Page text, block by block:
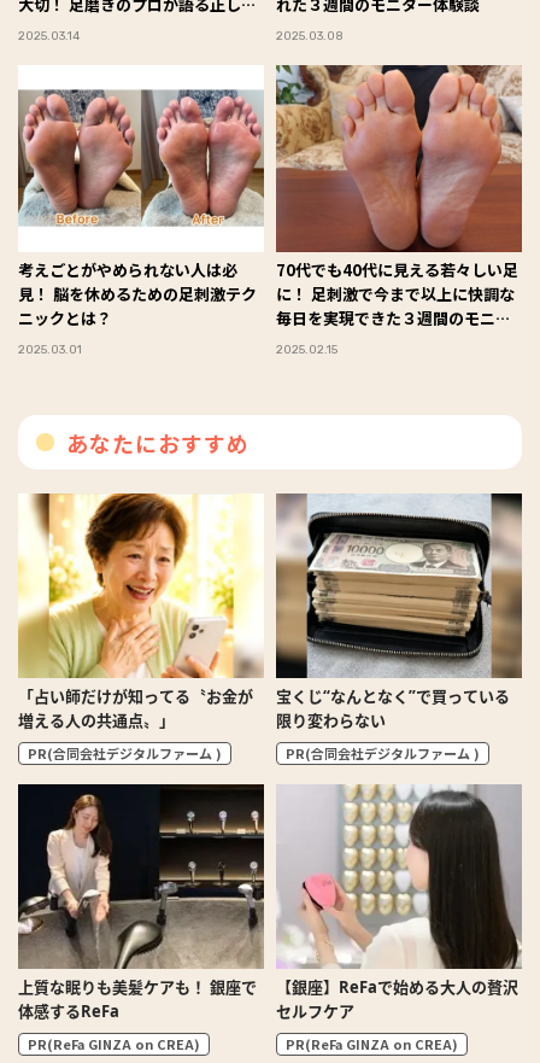
フットケア
2025.03.14 2025.03.08
考えごとがやめられない人は必
見！ 脳を休めるための足刺激テク
ニックとは？
2025.03.01
70代でも40代に見える若々しい足
に！ 足刺激で今まで以上に快調な
毎日を実現できた３週間のモニタ
ー体験とは？
2025.02.15
あなたにおすすめ
「占い師だけが知ってる〝お金が
増える人の共通点〟」
PR(合同会社デジタルファーム )
宝くじ“なんとなく”で買っている
限り変わらない
PR(合同会社デジタルファーム )
上質な眠りも美髪ケアも！ 銀座で
体感するReFa
PR(ReFa GINZA on CREA)
【銀座】ReFaで始める大人の贅沢
セルフケア
PR(ReFa GINZA on CREA)